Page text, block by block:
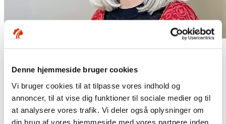
Denne hjemmeside bruger cookies
Vi bruger cookies til at tilpasse vores indhold og
annoncer, til at vise dig funktioner til sociale medier og til
at analysere vores trafik. Vi deler også oplysninger om
din brug af vores hjemmeside med vores partnere inden
09.03.23
2022 var på alle måder et dramatisk år, hvor krigen i Ukraine og
urolige finansmarkeder også satte sit præg på Industriens Pension.
Men året var også præget af et højt aktivitetsniveau, flere